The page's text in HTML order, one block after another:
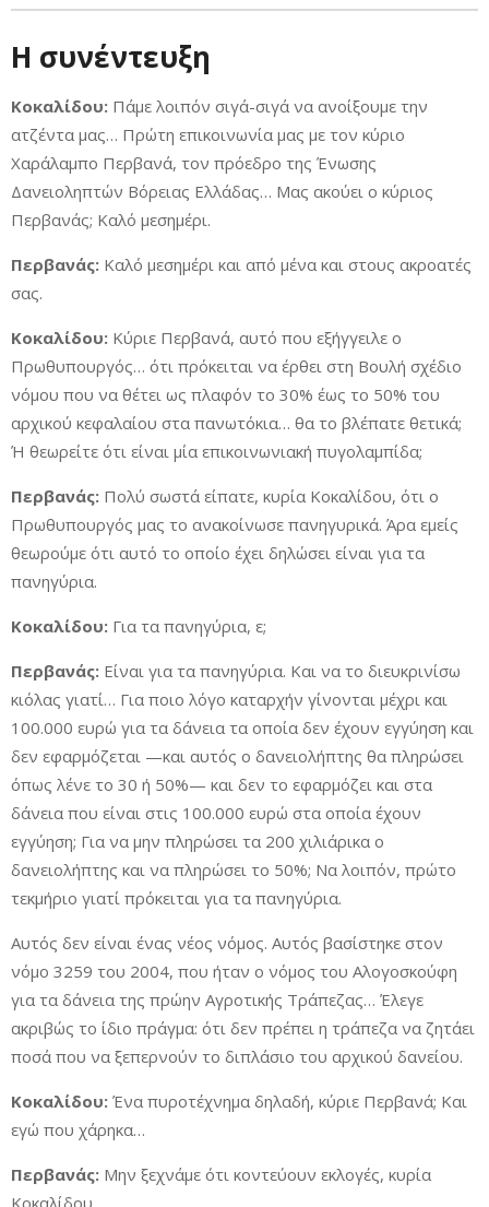
Η συνέντευξη
Κοκαλίδου: Πάμε λοιπόν σιγά-σιγά να ανοίξουμε την
ατζέντα μας… Πρώτη επικοινωνία μας με τον κύριο
Χαράλαμπο Περβανά, τον πρόεδρο της Ένωσης
Δανειοληπτών Βόρειας Ελλάδας… Μας ακούει ο κύριος
Περβανάς; Καλό μεσημέρι.
Περβανάς: Καλό μεσημέρι και από μένα και στους ακροατές
σας.
Κοκαλίδου: Κύριε Περβανά, αυτό που εξήγγειλε ο
Πρωθυπουργός… ότι πρόκειται να έρθει στη Βουλή σχέδιο
νόμου που να θέτει ως πλαφόν το 30% έως το 50% του
αρχικού κεφαλαίου στα πανωτόκια… θα το βλέπατε θετικά;
Ή θεωρείτε ότι είναι μία επικοινωνιακή πυγολαμπίδα;
Περβανάς: Πολύ σωστά είπατε, κυρία Κοκαλίδου, ότι ο
Πρωθυπουργός μας το ανακοίνωσε πανηγυρικά. Άρα εμείς
θεωρούμε ότι αυτό το οποίο έχει δηλώσει είναι για τα
πανηγύρια.
Κοκαλίδου: Για τα πανηγύρια, ε;
Περβανάς: Είναι για τα πανηγύρια. Και να το διευκρινίσω
κιόλας γιατί… Για ποιο λόγο καταρχήν γίνονται μέχρι και
100.000 ευρώ για τα δάνεια τα οποία δεν έχουν εγγύηση και
δεν εφαρμόζεται —και αυτός ο δανειολήπτης θα πληρώσει
όπως λένε το 30 ή 50%— και δεν το εφαρμόζει και στα
δάνεια που είναι στις 100.000 ευρώ στα οποία έχουν
εγγύηση; Για να μην πληρώσει τα 200 χιλιάρικα ο
δανειολήπτης και να πληρώσει το 50%; Να λοιπόν, πρώτο
τεκμήριο γιατί πρόκειται για τα πανηγύρια.
Αυτός δεν είναι ένας νέος νόμος. Αυτός βασίστηκε στον
νόμο 3259 του 2004, που ήταν ο νόμος του Αλογοσκούφη
για τα δάνεια της πρώην Αγροτικής Τράπεζας… Έλεγε
ακριβώς το ίδιο πράγμα: ότι δεν πρέπει η τράπεζα να ζητάει
ποσά που να ξεπερνούν το διπλάσιο του αρχικού δανείου.
Κοκαλίδου: Ένα πυροτέχνημα δηλαδή, κύριε Περβανά; Και
εγώ που χάρηκα…
Περβανάς: Μην ξεχνάμε ότι κοντεύουν εκλογές, κυρία
Κοκαλίδου.